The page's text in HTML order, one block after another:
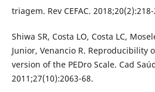
triagem. Rev CEFAC.
Shiwa SR, Costa LO, Costa LC,
Junior, Venancio R. Reproducibility
version of the PEDro Scale. Cad
2011;27(10):2063-68.